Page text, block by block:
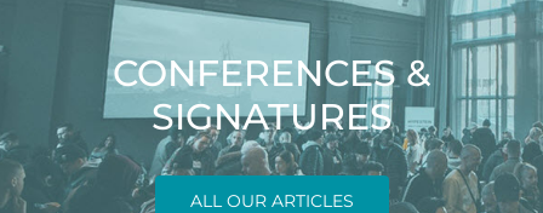
CONFERENCES &
SIGNATURES
ALL OUR ARTICLES